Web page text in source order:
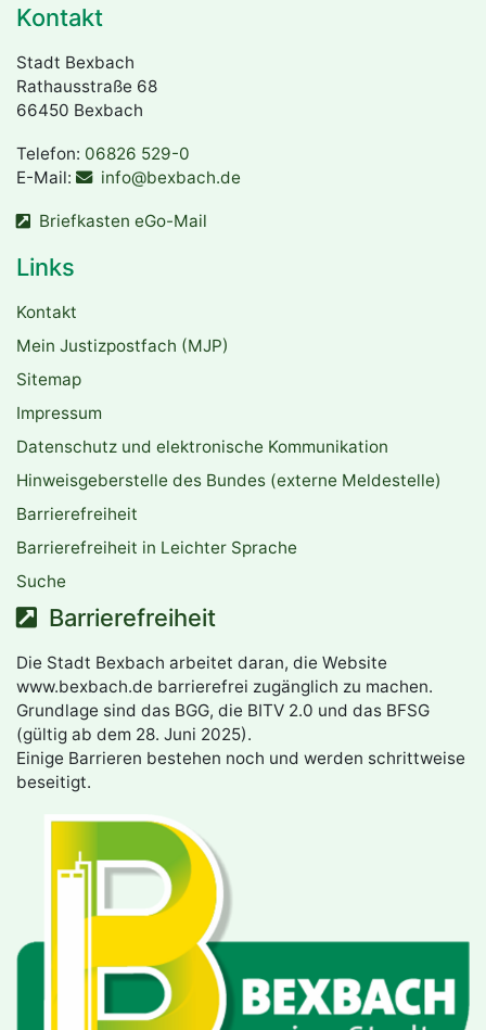
Kontakt
Stadt Bexbach
Rathausstraße 68
66450 Bexbach
Telefon: 06826 529-0
E-Mail:
info@bexbach.de
Briefkasten eGo-Mail
Links
Kontakt
Mein Justizpostfach (MJP)
Sitemap
Impressum
Datenschutz und elektronische Kommunikation
Hinweisgeberstelle des Bundes (externe Meldestelle)
Barrierefreiheit
Barrierefreiheit in Leichter Sprache
Suche
Barrierefreiheit
Die Stadt Bexbach arbeitet daran, die Website
www.bexbach.de barrierefrei zugänglich zu machen.
Grundlage sind das BGG, die BITV 2.0 und das BFSG
(gültig ab dem 28. Juni 2025).
Einige Barrieren bestehen noch und werden schrittweise
beseitigt.